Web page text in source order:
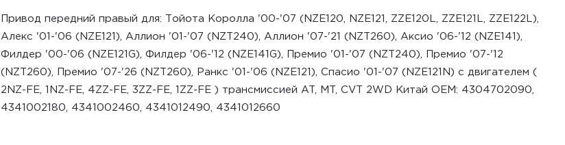
Привод передний правый для: Тойота Королла '00-'07 (NZE120, NZE121, ZZE120L, ZZE121L, ZZE122L),
Алекс '01-'06 (NZE121), Аллион '01-'07 (NZT240), Аллион '07-'21 (NZT260), Аксио '06-'12 (NZE141),
Филдер '00-'06 (NZE121G), Филдер '06-'12 (NZE141G), Премио '01-'07 (NZT240), Премио '07-'12
(NZT260), Премио '07-'26 (NZT260), Ранкс '01-'06 (NZE121), Спасио '01-'07 (NZE121N) с двигателем (
2NZ-FE, 1NZ-FE, 4ZZ-FE, 3ZZ-FE, 1ZZ-FE ) трансмиссией AT, MT, CVT 2WD Китай ОЕМ: 4304702090,
4341002180, 4341002460, 4341012490, 4341012660